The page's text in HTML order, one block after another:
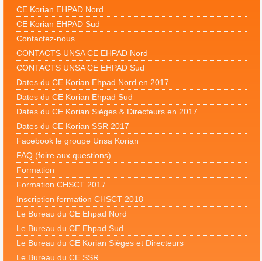
CE Korian EHPAD Nord
CE Korian EHPAD Sud
Contactez-nous
CONTACTS UNSA CE EHPAD Nord
CONTACTS UNSA CE EHPAD Sud
Dates du CE Korian Ehpad Nord en 2017
Dates du CE Korian Ehpad Sud
Dates du CE Korian Sièges & Directeurs en 2017
Dates du CE Korian SSR 2017
Facebook le groupe Unsa Korian
FAQ (foire aux questions)
Formation
Formation CHSCT 2017
Inscription formation CHSCT 2018
Le Bureau du CE Ehpad Nord
Le Bureau du CE Ehpad Sud
Le Bureau du CE Korian Sièges et Directeurs
Le Bureau du CE SSR